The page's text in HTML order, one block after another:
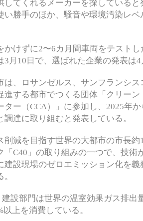
してくれるメーカーを探している
い勝手のほか、騒音や環境汚染レ
けずに2〜6カ月間車両をテスト
3月10日で、選ばれた企業の発表は
、ロサンゼルス、サンフランシス
進する都市でつくる団体「クリー
ター（CCA）」に参加し、2025年
達に取り組むと発表している。
減を目指す世界の大都市の市長約
「C40」の取り組みの一つで、技術
建設現場のゼロエミッション化を
設部門は世界の温室効果ガス排出
上を消費している。